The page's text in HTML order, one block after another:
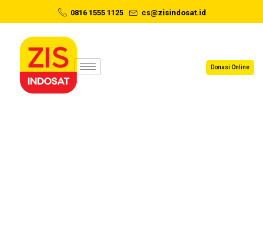
0816 1555 1125 cs@zisindosat.id
Donasi Online